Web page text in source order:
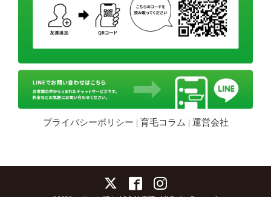
プライバシーポリシー | 育毛コラム | 運営会社